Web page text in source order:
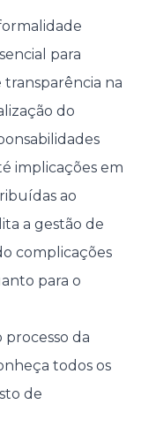
para
na
do
implicações em
ao
a gestão de
complicações
para o
da
todos os
de